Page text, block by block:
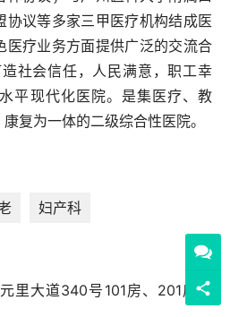
协议等多家三甲医疗机构结成医
医疗业务方面提供广泛的交流合
社会信任，人民满意，职工幸
平现代化医院。是集医疗、教
复为一体的二级综合性医院。
妇产科
里大道340号101房、201房、